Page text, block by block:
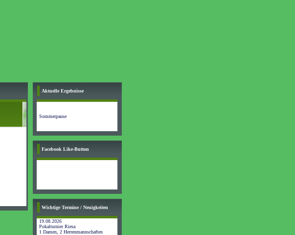
Aktuelle Ergebnisse
Sommerpause
Facebook Like-Button
Wichtige Termine / Neuigkeiten
19.08.2026
Pokalturnier Riesa
1 Damen, 2 Herrenmannschaften